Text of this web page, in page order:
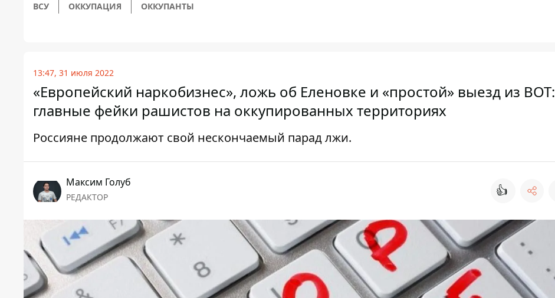
ВСУ ОККУПАЦИЯ ОККУПАНТЫ
13:47, 31 июля 2022
«Европейский наркобизнес», ложь об Еленовке и «простой» выезд из ВОТ:
главные фейки рашистов на оккупированных территориях
Россияне продолжают свой нескончаемый парад лжи.
Максим Голуб
РЕДАКТОР 👍